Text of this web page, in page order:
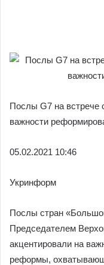
Послы G7 на встрече
важности
05.02.2021 10:46
Укринформ
Послы стран
Председателем
акцентировали на
реформы,